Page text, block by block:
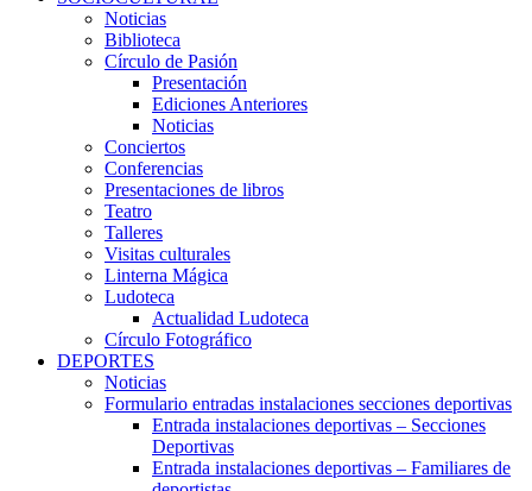
Noticias
Biblioteca
Círculo de Pasión
Presentación
Ediciones Anteriores
Noticias
Conciertos
Conferencias
Presentaciones de libros
Teatro
Talleres
Visitas culturales
Linterna Mágica
Ludoteca
Actualidad Ludoteca
Círculo Fotográfico
DEPORTES
Noticias
Formulario entradas instalaciones secciones deportivas
Entrada instalaciones deportivas – Secciones
Deportivas
Entrada instalaciones deportivas – Familiares de